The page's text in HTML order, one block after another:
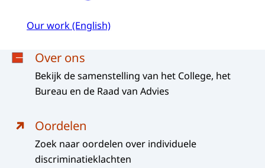
Our work (English)
MenuOver ons
Bekijk de samenstelling van het College, het
Bureau en de Raad van Advies
Oordelen
Zoek naar oordelen over individuele
discriminatieklachten